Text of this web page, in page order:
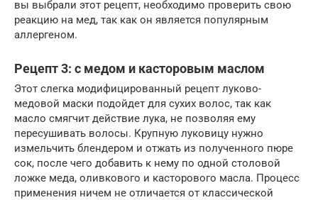
вы выбрали этот рецепт, необходимо проверить свою
реакцию на мед, так как он является популярным
аллергеном.
Рецепт 3: с медом и касторовым маслом
Этот слегка модифицированный рецепт луково-
медовой маски подойдет для сухих волос, так как
масло смягчит действие лука, не позволяя ему
пересушивать волосы. Крупную луковицу нужно
измельчить блендером и отжать из полученного пюре
сок, после чего добавить к нему по одной столовой
ложке меда, оливкового и касторового масла. Процесс
применения ничем не отличается от классической